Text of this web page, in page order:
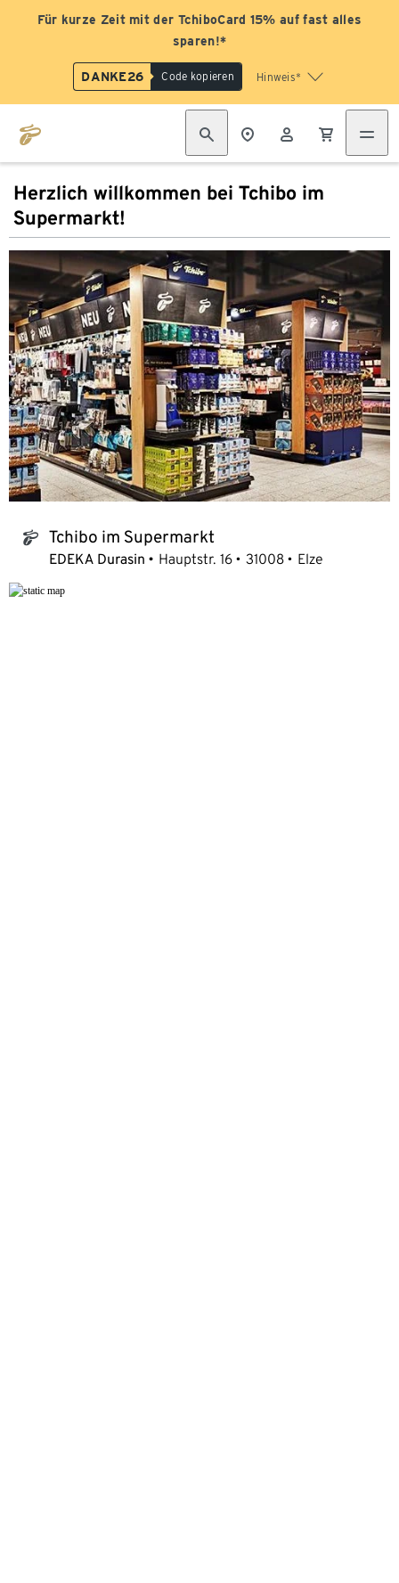
Für kurze Zeit mit der TchiboCard 15% auf fast alles
sparen!*
DANKE26 Code kopieren Hinweis*
Herzlich willkommen bei Tchibo im
Supermarkt!
tchibo_logo Tchibo im Supermarkt
EDEKA Durasin Hauptstr. 16 31008 Elze